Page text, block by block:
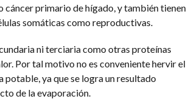
primario de hígado, y también tienen
somáticas como reproductivas.
ni terciaria como otras proteínas
Por tal motivo no es conveniente hervir el
ya que se logra un resultado
de la evaporación.